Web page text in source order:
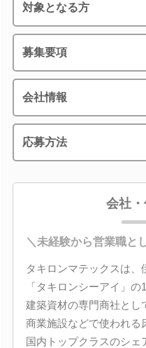
対象となる方
募集要項
会社情報
応募方法
会社
＼未経験から営業職と
タキロンマテックスは
「タキロンシーアイ」の
建築資材の専門商社とし
商業施設などで使われる
国内トップクラスのシェ